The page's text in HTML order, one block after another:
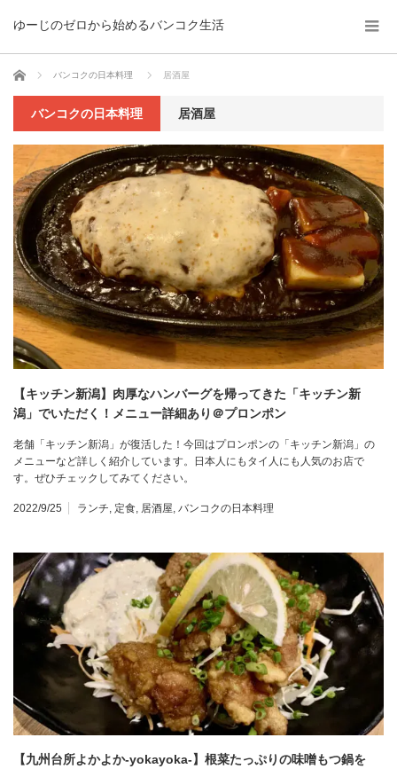
ゆーじのゼロから始めるバンコク生活
ホーム バンコクの日本料理 居酒屋
バンコクの日本料理 居酒屋
【キッチン新潟】肉厚なハンバーグを帰ってきた「キッチン新
潟」でいただく！メニュー詳細あり＠プロンポン
老舗「キッチン新潟」が復活した！今回はプロンポンの「キッチン新潟」の
メニューなど詳しく紹介しています。日本人にもタイ人にも人気のお店で
す。ぜひチェックしてみてください。
2022/9/25 ランチ, 定食, 居酒屋, バンコクの日本料理
【九州台所よかよか-yokayoka-】根菜たっぷりの味噌もつ鍋を